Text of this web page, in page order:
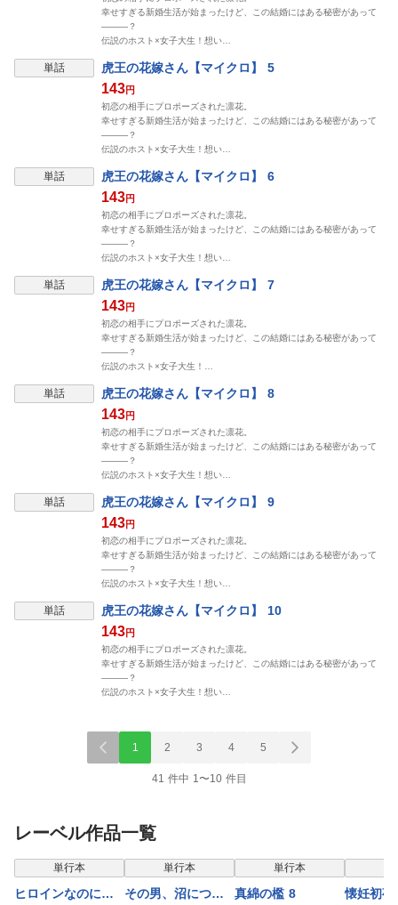
幸せすぎる新婚生活が始まったけど、この結婚にはある秘密があって
―――？
伝説のホスト×女子大生！想い…
単話 虎王の花嫁さん【マイクロ】 5
143円
初恋の相手にプロポーズされた凛花。
幸せすぎる新婚生活が始まったけど、この結婚にはある秘密があって
―――？
伝説のホスト×女子大生！想い…
単話 虎王の花嫁さん【マイクロ】 6
143円
初恋の相手にプロポーズされた凛花。
幸せすぎる新婚生活が始まったけど、この結婚にはある秘密があって
―――？
伝説のホスト×女子大生！想い…
単話 虎王の花嫁さん【マイクロ】 7
143円
初恋の相手にプロポーズされた凛花。
幸せすぎる新婚生活が始まったけど、この結婚にはある秘密があって
―――？
伝説のホスト×女子大生！…
単話 虎王の花嫁さん【マイクロ】 8
143円
初恋の相手にプロポーズされた凛花。
幸せすぎる新婚生活が始まったけど、この結婚にはある秘密があって
―――？
伝説のホスト×女子大生！想い…
単話 虎王の花嫁さん【マイクロ】 9
143円
初恋の相手にプロポーズされた凛花。
幸せすぎる新婚生活が始まったけど、この結婚にはある秘密があって
―――？
伝説のホスト×女子大生！想い…
単話 虎王の花嫁さん【マイクロ】 10
143円
初恋の相手にプロポーズされた凛花。
幸せすぎる新婚生活が始まったけど、この結婚にはある秘密があって
―――？
伝説のホスト×女子大生！想い…
1 2 3 4 5
41 件中 1〜10 件目
レーベル作品一覧
単行本
ヒロインなのに、
単行本
その男、沼につ
単行本
真綿の檻 8
懐妊初夜